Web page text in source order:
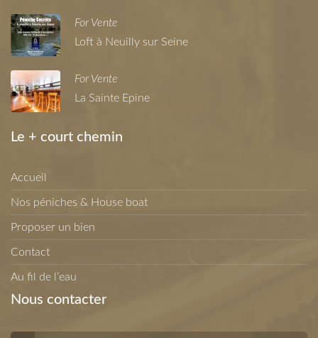
For Vente
Loft à Neuilly sur Seine
For Vente
La Sainte Epine
Le + court chemin
Accueil
Nos péniches & House boat
Proposer un bien
Contact
Au fil de l’eau
Nous contacter